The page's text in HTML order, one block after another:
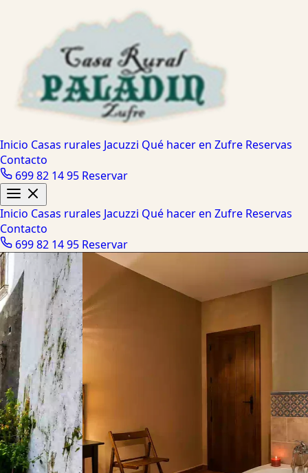
Inicio Casas rurales Jacuzzi Qué hacer en Zufre Reservas
Contacto
699 82 14 95 Reservar
Inicio Casas rurales Jacuzzi Qué hacer en Zufre Reservas
Contacto
699 82 14 95 Reservar